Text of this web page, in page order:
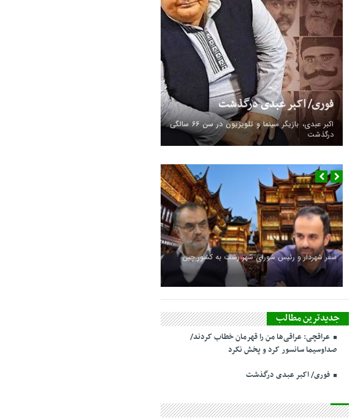
فوری/ اکبر عبدی درگذشت
اکبر عبدی، بازیگر سینما و تلویزیون در سن ۶۶ سالگی
درگذشت
سفر شهردار و رئیس شورای شهر رشت به کشور چین
جدیدترین مطالب
عراقچی: عراقی‌ها من را قهرمان خطاب کردند/
صداوسیما سانسور کرد و پخش نکرد
فوری/ اکبر عبدی درگذشت